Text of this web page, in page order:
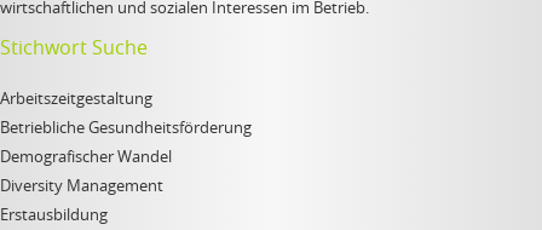
wirtschaftlichen und sozialen Interessen im Betrieb.
Stichwort Suche
Arbeitszeitgestaltung
Betriebliche Gesundheitsförderung
Demografischer Wandel
Diversity Management
Erstausbildung